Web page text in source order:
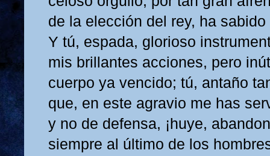
de la elección del rey, ha
Y tú, espada, glorioso
mis brillantes acciones, pero
cuerpo ya vencido; tú, antaño
que, en este agravio me has
y no de defensa, ¡huye,
siempre al último de los